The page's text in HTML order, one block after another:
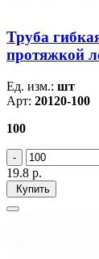
Труба
протяжкой
Ед. изм.: шт
Арт: 20120-100
100
19.8 р.
Купить